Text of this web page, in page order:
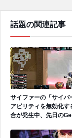
話題の関連記事
サイファーの「サイバ
アビリティを無効化す
合が発生中、先日の